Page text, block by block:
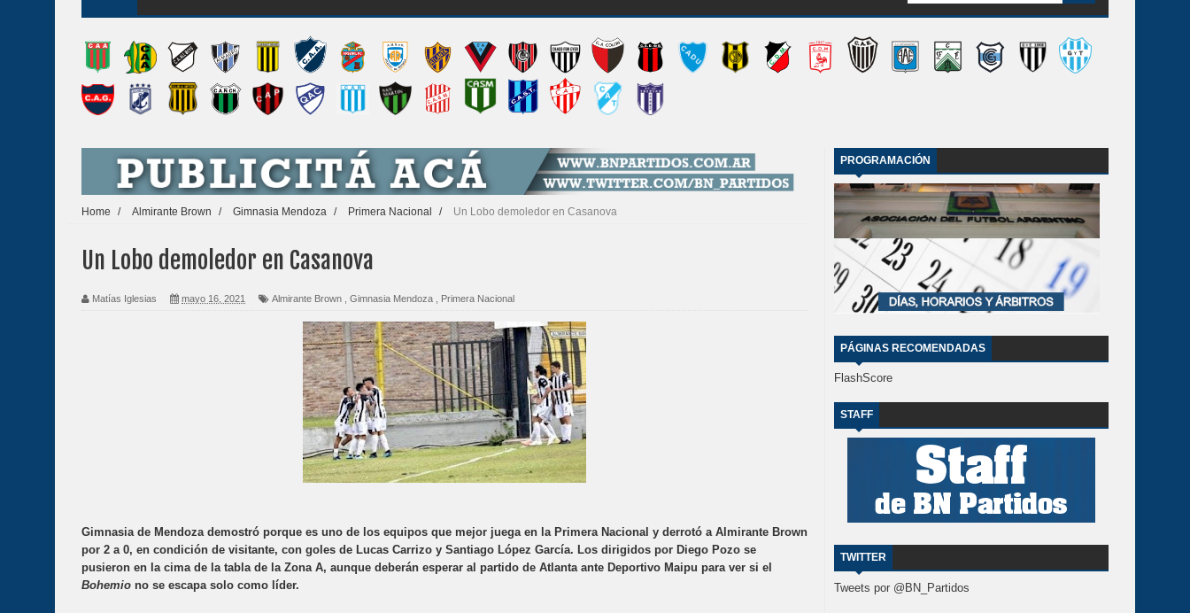
Home / Almirante Brown / Gimnasia Mendoza / Primera Nacional / Un Lobo demoledor en Casanova
Un Lobo demoledor en Casanova
Matías Iglesias mayo 16, 2021 Almirante Brown Gimnasia Mendoza Primera Nacional
Gimnasia de Mendoza demostró porque es uno de los equipos que mejor juega en la Primera Nacional y derrotó a Almirante Brown
por 2 a 0, en condición de visitante, con goles de Lucas Carrizo y Santiago López García. Los dirigidos por Diego Pozo se
pusieron en la cima de la tabla de la Zona A, aunque deberán esperar al partido de Atlanta ante Deportivo Maipu para ver si el
Bohemio no se escapa solo como líder.
PROGRAMACIÓN
PÁGINAS RECOMENDADAS
FlashScore
STAFF
TWITTER
Tweets por @BN_Partidos